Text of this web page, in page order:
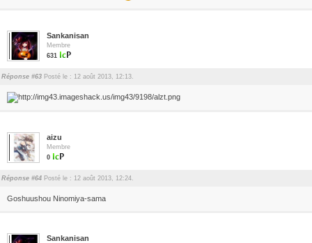
Sankanisan
Membre
631
Réponse #63 Posté le : 12 août 2013, 12:13.
aizu
Membre
0
Réponse #64 Posté le : 12 août 2013, 12:24.
Goshuushou Ninomiya-sama
Sankanisan